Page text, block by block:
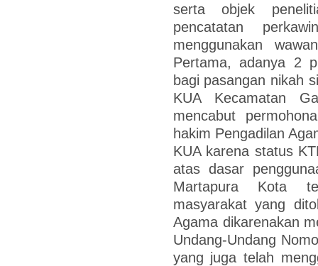
serta objek
pencatatan
menggunakan
Pertama, adanya 2
bagi pasangan nikah
KUA Kecamatan
mencabut
hakim Pengadilan
KUA karena status
atas dasar
Martapura Kota
masyarakat yang
Agama dikarenakan
Undang-Undang
yang juga telah